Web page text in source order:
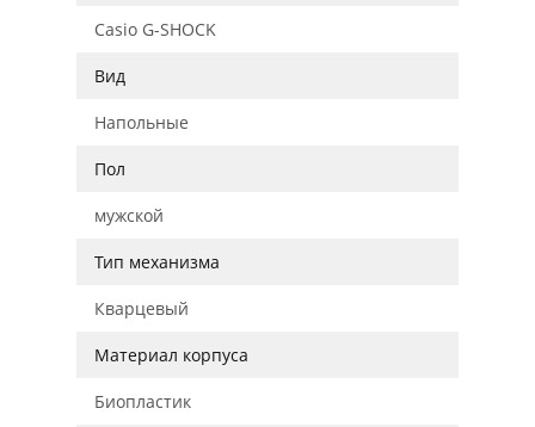
Casio G-SHOCK
Вид
Напольные
Пол
мужской
Тип механизма
Кварцевый
Материал корпуса
Биопластик